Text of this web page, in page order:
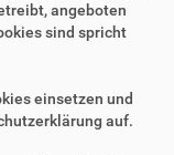
angeboten
sind spricht
einsetzen und
auf.